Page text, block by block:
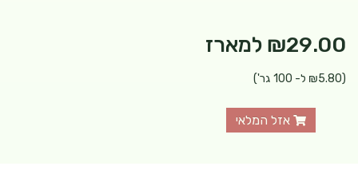
₪29.00 למארז
(₪5.80 ל- 100 גר')
אזל המלאי